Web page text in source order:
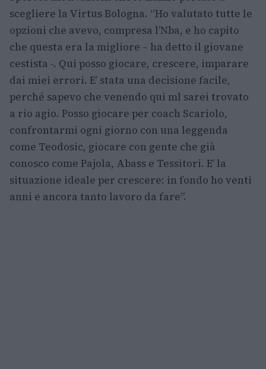
scegliere la Virtus Bologna. “Ho valutato tutte le
opzioni che avevo, compresa l’Nba, e ho capito
che questa era la migliore – ha detto il giovane
cestista -. Qui posso giocare, crescere, imparare
dai miei errori. E’ stata una decisione facile,
perché sapevo che venendo qui ml sarei trovato
a rio agio. Posso giocare per coach Scariolo,
confrontarmi ogni giorno con una leggenda
come Teodosic, giocare con gente che già
conosco come Pajola, Abass e Tessitori. E’ la
situazione ideale per crescere: in fondo ho venti
anni e ancora tanto lavoro da fare”.